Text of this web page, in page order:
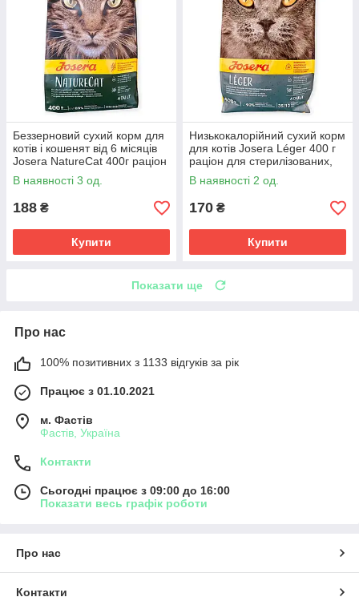
Беззерновий сухий корм для
котів і кошенят від 6 місяців
Josera NatureCat 400г раціон
із птицею, лососем, бататом
В наявності 3 од.
188 ₴
Купити
Низькокалорійний сухий корм
для котів Josera Léger 400 г
раціон для стерилізованих,
кастрованих та малоактивних
котів
В наявності 2 од.
170 ₴
Купити
Показати ще
Про нас
100% позитивних з 1133 відгуків за рік
Працює з 01.10.2021
м. Фастів
Фастів, Україна
Контакти
Сьогодні працює з 09:00 до 16:00
Показати весь графік роботи
Про нас
Контакти